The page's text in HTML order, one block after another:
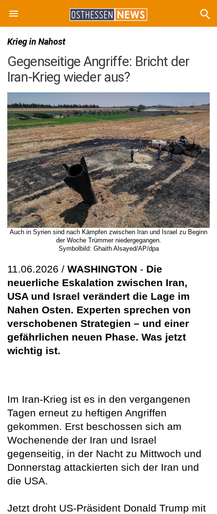
Krieg in Nahost
Gegenseitige Angriffe: Bricht der
Iran-Krieg wieder aus?
Auch in Syrien sind nach Kämpfen zwischen Iran und Israel zu Beginn
der Woche Trümmer niedergegangen.
Symbolbild: Ghaith Alsayed/AP/dpa
11.06.2026 / WASHINGTON - Die
neuerliche Eskalation zwischen Iran,
USA und Israel verändert die Lage im
Nahen Osten. Experten sprechen von
verschobenen Strategien – und einer
gefährlichen neuen Phase. Was jetzt
wichtig ist.
Im Iran-Krieg ist es in den vergangenen
Tagen erneut zu heftigen Angriffen
gekommen. Erst beschossen sich am
Wochenende der Iran und Israel
gegenseitig, in der Nacht zu Mittwoch und
Donnerstag attackierten sich der Iran und
die USA.
Jetzt droht US-Präsident Donald Trump mit